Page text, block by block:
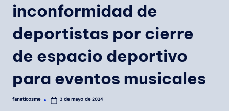
inconformidad de
deportistas por cierre
de espacio deportivo
para eventos musicales
Publicado
fanaticosme 3 de mayo de 2024